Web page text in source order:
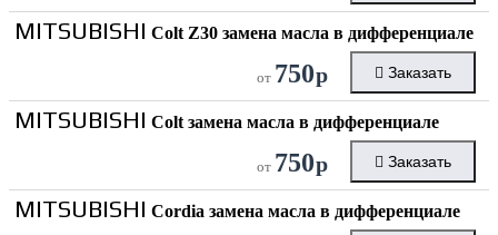
MITSUBISHI Colt Z30 замена масла в дифференциале
от 750р Заказать
MITSUBISHI Colt замена масла в дифференциале
от 750р Заказать
MITSUBISHI Cordia замена масла в дифференциале